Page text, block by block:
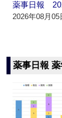
薬事日報
2026年08月05
薬事日報